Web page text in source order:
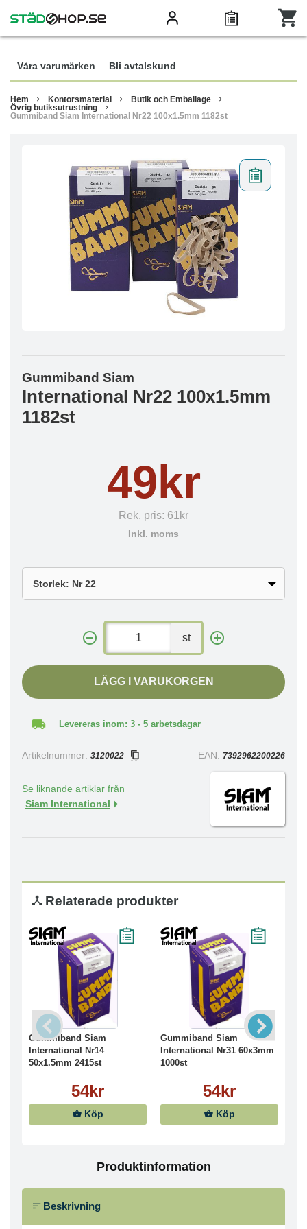
Våra varumärken Bli avtalskund
Hem Kontorsmaterial
Butik och Emballage
Övrig butiksutrustning
Gummiband Siam International Nr22 100x1.5mm 1182st
Gummiband Siam
International Nr22 100x1.5mm
1182st
49kr
Rek. pris: 61kr
Inkl. moms
st
LÄGG I VARUKORGEN
Levereras inom: 3 - 5 arbetsdagar
Artikelnummer: 3120022 EAN: 7392962200226
Se liknande artiklar från
Siam International
Relaterade produkter
Gummiband Siam
International Nr14
50x1.5mm 2415st
54kr
Köp
Gummiband Siam
International Nr31 60x3mm
1000st
54kr
Köp
Produktinformation
Beskrivning